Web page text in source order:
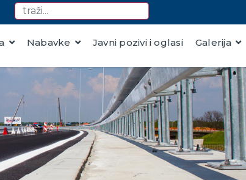
Nabavke Javni pozivi i oglasi Galerija